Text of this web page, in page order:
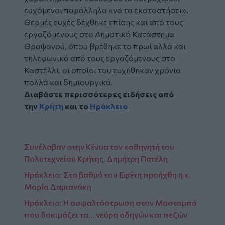
ευχόμενοι παράλληλα «να τα εκατοστήσει».
Θερμές ευχές δέχθηκε επίσης και από τους
εργαζόμενους στο Δημοτικό Κατάστημα
Θραψανού, όπου βρέθηκε το πρωί αλλά και
τηλεφωνικά από τους εργαζόμενους στο
Καστέλλι, οι οποίοι του ευχήθηκαν χρόνια
πολλά και δημιουργικά.
Διαβάστε περισσότερες ειδήσεις από
την Κρήτη και το Ηράκλειο
Συνέλαβαν στην Κένυα τον καθηγητή του
Πολυτεχνείου Κρήτης, Δημήτρη Πατέλη
Ηράκλειο: Στο βαθμό του Εφέτη προήχθη η κ.
Μαρία Δαμιανάκη
Ηράκλειο: Η ασφαλτόστρωση στον Μασταμπά
που δοκιμάζει τα… νεύρα οδηγών και πεζών